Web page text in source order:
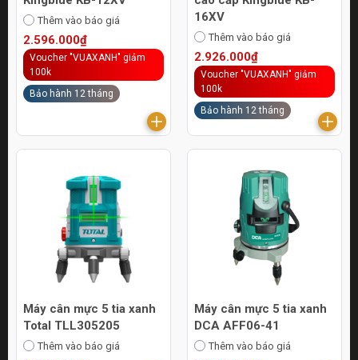
Thêm vào báo giá
2.596.000₫
Voucher "VUAXANH" giảm
100k
Bảo hành 12 tháng
16XV
Thêm vào báo giá
2.926.000₫
Voucher "VUAXANH" giảm
100k
Bảo hành 12 tháng
Máy cân mực 5 tia xanh
Total TLL305205
Thêm vào báo giá
Máy cân mực 5 tia xanh
DCA AFF06-41
Thêm vào báo giá